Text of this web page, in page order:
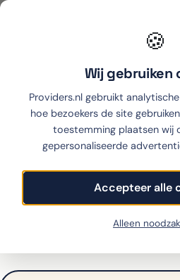
🍪
Wij gebruiken
Providers.nl gebruikt
hoe bezoekers de site
toestemming plaatsen wij
gepersonaliseerde
Accepteer alle
Alleen
Thuiswinkel
›5› Odido
Fairphone 5 met
abonnement bij
abonnement. Bekijk hieronder